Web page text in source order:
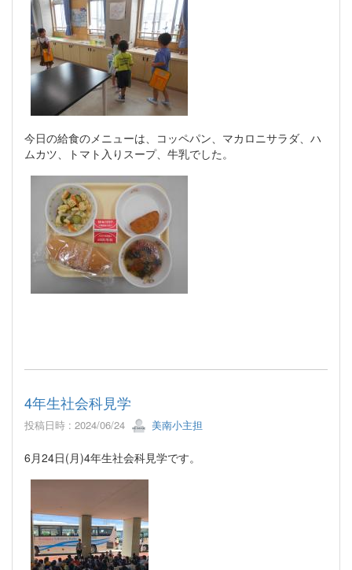
今日の給食のメニューは、コッペパン、マカロニサラダ、ハ
ムカツ、トマト入りスープ、牛乳でした。
4年生社会科見学
投稿日時 : 2024/06/24 美南小主担
6月24日(月)4年生社会科見学です。